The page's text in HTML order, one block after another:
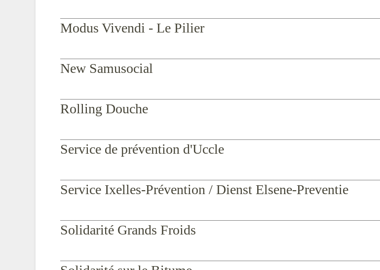
Modus Vivendi - Le Pilier
New Samusocial
Rolling Douche
Service de prévention d'Uccle
Service Ixelles-Prévention / Dienst Elsene-Preventie
Solidarité Grands Froids